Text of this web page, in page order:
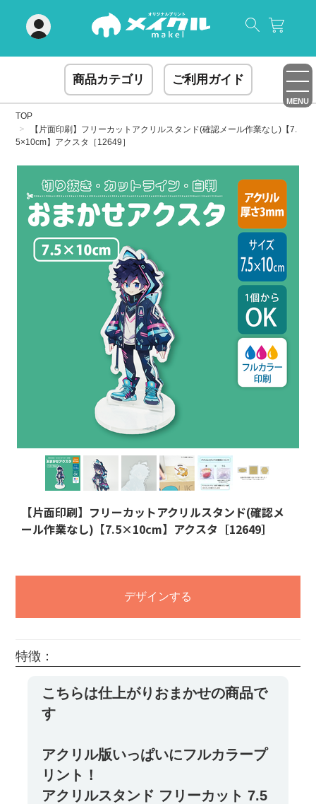
商品カテゴリ ご利用ガイド
MENU
TOP
【片面印刷】フリーカットアクリルスタンド(確認メール作業なし)【7.
5×10cm】アクスタ［12649］
【片面印刷】フリーカットアクリルスタンド(確認メ
ール作業なし)【7.5×10cm】アクスタ［12649］
デザインする
特徴：
こちらは仕上がりおまかせの商品で
す
アクリル版いっぱいにフルカラープ
リント！
アクリルスタンド フリーカット 7.5